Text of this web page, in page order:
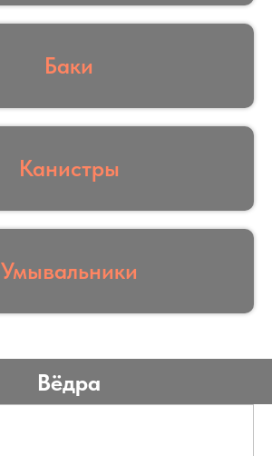
Баки
Канистры
Умывальники
Вёдра